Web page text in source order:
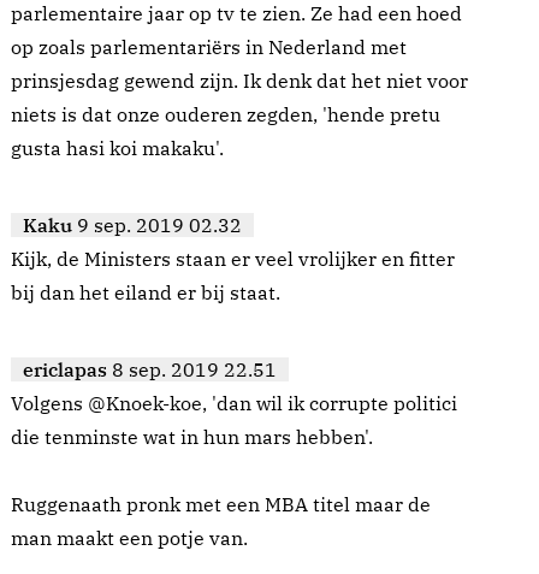
parlementaire jaar op tv te zien. Ze had een hoed
op zoals parlementariërs in Nederland met
prinsjesdag gewend zijn. Ik denk dat het niet voor
niets is dat onze ouderen zegden, 'hende pretu
gusta hasi koi makaku'.
Kaku 9 sep. 2019 02.32
Kijk, de Ministers staan er veel vrolijker en fitter
bij dan het eiland er bij staat.
ericlapas 8 sep. 2019 22.51
Volgens @Knoek-koe, 'dan wil ik corrupte politici
die tenminste wat in hun mars hebben'.
Ruggenaath pronk met een MBA titel maar de
man maakt een potje van.